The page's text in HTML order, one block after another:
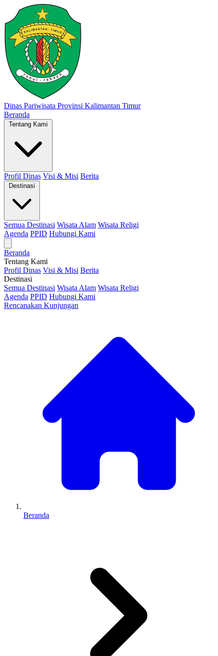
Dinas Pariwisata Provinsi Kalimantan Timur
Beranda
Tentang Kami
Profil Dinas Visi & Misi Berita
Destinasi
Semua Destinasi Wisata Alam Wisata Religi
Agenda PPID Hubungi Kami
Beranda
Tentang Kami
Profil Dinas Visi & Misi Berita
Destinasi
Semua Destinasi Wisata Alam Wisata Religi
Agenda PPID Hubungi Kami
Rencanakan Kunjungan
Beranda